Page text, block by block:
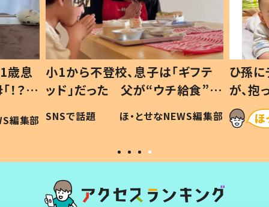
歳息
？」
編集部
小1から不登校、息子は「ギフテ
ッド」だった 父が“ウチ給食”を
作り続ける理由とは #令和の親
#令和の子
SNSで話題 ほ・とせなNEWS編集部
ひ孫
が、
「涙が
い」